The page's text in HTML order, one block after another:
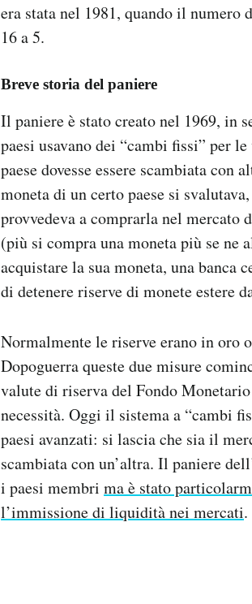
era stata nel 1981, quando il numero
16 a 5.
Breve storia del paniere
Il paniere è stato creato nel 1969, in
paesi usavano dei “cambi fissi” per
paese dovesse essere scambiata
moneta di un certo paese si
provvedeva a comprarla nel mercato
(più si compra una moneta più se ne
acquistare la sua moneta, una banca
di detenere riserve di monete estere
Normalmente le riserve erano in oro
Dopoguerra queste due misure
valute di riserva del Fondo
necessità. Oggi il sistema a “cambi
paesi avanzati: si lascia che sia il
scambiata con un’altra. Il paniere
i paesi membri ma è stato
l’immissione di liquidità nei mercati.